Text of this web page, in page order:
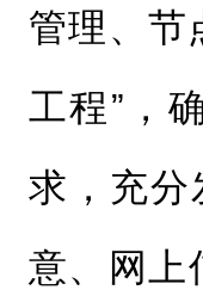
管理、节
工程”，
求，充分
意、网上